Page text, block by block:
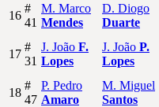
16
#
41
M. Marco
Mendes
D. Diogo
Duarte
17
#
31
J. João F.
Lopes
J. João P.
Lopes
18
#
47
P. Pedro
Amaro
M. Miguel
Santos